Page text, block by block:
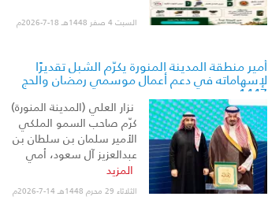
السبت 4 صفر 1448هـ 18-7-2026م
أمير منطقة المدينة المنورة يكرّم الشبل تقديرًا
لإسهاماته في دعم أعمال موسمي رمضان والحج
1447هـ
نزار العلي (المدينة المنورة)
كرّم صاحب السمو الملكي
الأمير سلمان بن سلطان بن
عبدالعزيز آل سعود، أمي
المزيد
الثلاثاء 29 محرم 1448هـ 14-7-2026م